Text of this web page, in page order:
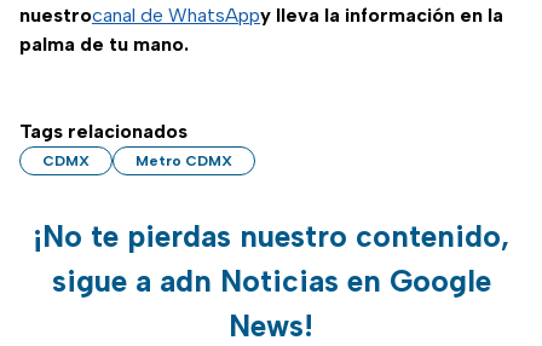
nuestrocanal de WhatsAppy lleva la información en la
palma de tu mano.
Tags relacionados
CDMX Metro CDMX
¡No te pierdas nuestro contenido,
sigue a adn Noticias en Google
News!